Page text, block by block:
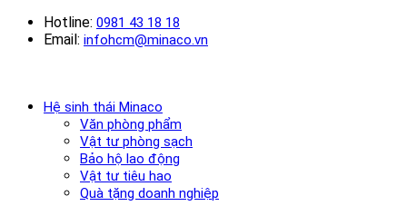
Hotline: 0981 43 18 18
Email: infohcm@minaco.vn
Hệ sinh thái Minaco
Văn phòng phẩm
Vật tư phòng sạch
Bảo hộ lao động
Vật tư tiêu hao
Quà tặng doanh nghiệp